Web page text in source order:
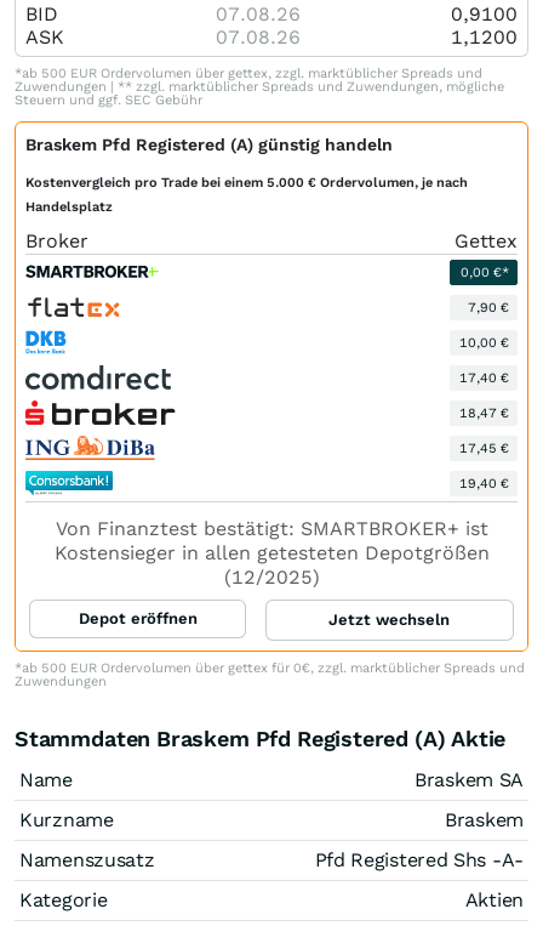
BID 07.08.26
0,9100
ASK
07.08.26 1,1200
*ab 500 EUR Ordervolumen über gettex, zzgl. marktüblicher Spreads und
Zuwendungen | ** zzgl. marktüblicher Spreads und Zuwendungen, mögliche
Steuern und ggf. SEC Gebühr
Braskem Pfd Registered (A) günstig handeln
Kostenvergleich pro Trade bei einem 5.000 € Ordervolumen, je nach
Handelsplatz
Broker Gettex
0,00 €*
7,90 €
10,00 €
17,40 €
18,47 €
17,45 €
19,40 €
Von Finanztest bestätigt: SMARTBROKER+ ist
Kostensieger in allen getesteten Depotgrößen
(12/2025)
Depot eröffnen Jetzt wechseln
*ab 500 EUR Ordervolumen über gettex für 0€, zzgl. marktüblicher Spreads und
Zuwendungen
Stammdaten Braskem Pfd Registered (A) Aktie
Name
Braskem SA
Kurzname
Braskem
Namenszusatz
Pfd Registered Shs -A-
Kategorie
Aktien